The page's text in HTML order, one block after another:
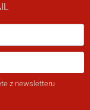
z newsletteru